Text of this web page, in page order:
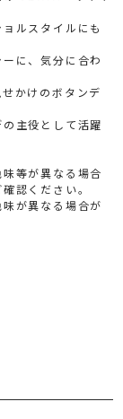
ルスタイルにも
に、気分に合わ
かけのボタンデ
主役として活躍
等が異なる場合
認ください。
が異なる場合が